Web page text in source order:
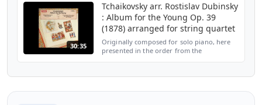
30:35
Tchaikovsky arr. Rostislav Dubinsky
: Album for the Young Op. 39
(1878) arranged for string quartet
Originally composed for solo piano, here
presented in the order from the
Allegro 1:40 III. Mama. ...